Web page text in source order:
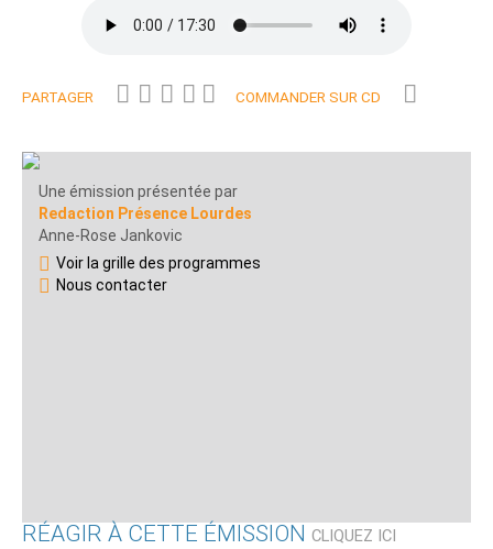
PARTAGER COMMANDER SUR CD
Une émission présentée par
Redaction Présence Lourdes
Anne-Rose Jankovic
Voir la grille des programmes
Nous contacter
RÉAGIR À CETTE ÉMISSION CLIQUEZ ICI